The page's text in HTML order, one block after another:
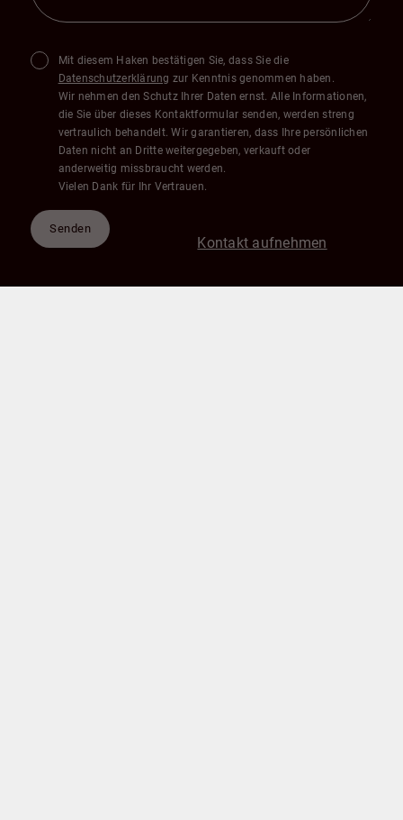
Kontakt aufnehmen
Mit diesem Haken bestätigen Sie, dass Sie die
Datenschutzerklärung zur Kenntnis genommen haben.
Wir nehmen den Schutz Ihrer Daten ernst. Alle Informationen,
die Sie über dieses Kontaktformular senden, werden streng
vertraulich behandelt. Wir garantieren, dass Ihre persönlichen
Daten nicht an Dritte weitergegeben, verkauft oder
anderweitig missbraucht werden.
Vielen Dank für Ihr Vertrauen.
Senden